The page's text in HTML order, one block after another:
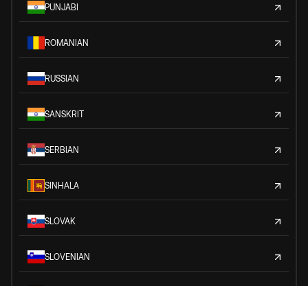
PUNJABI
ROMANIAN
RUSSIAN
SANSKRIT
SERBIAN
SINHALA
SLOVAK
SLOVENIAN